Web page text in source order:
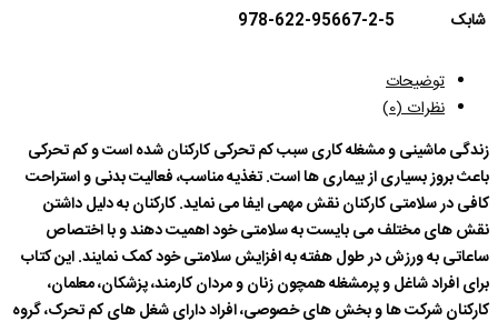
شابک 978-622-95667-2-5
توضیحات
نظرات (0)
زندگی ماشینی و مشغله کاری سبب کم تحرکی کارکنان شده است و کم تحرکی
باعث بروز بسیاری از بیماری ها است. تغذیه مناسب، فعالیت بدنی و استراحت
کافی در سلامتی کارکنان نقش مهمی ایفا می نماید. کارکنان به دلیل داشتن
نقش های مختلف می بایست به سلامتی خود اهمیت دهند و با اختصاص
ساعاتی به ورزش در طول هفته به افزایش سلامتی خود کمک نمایند. این کتاب
برای افراد شاغل و پرمشغله همچون زنان و مردان کارمند، پزشکان، معلمان،
کارکنان شرکت ها و بخش های خصوصی، افراد دارای شغل های کم تحرک، گروه